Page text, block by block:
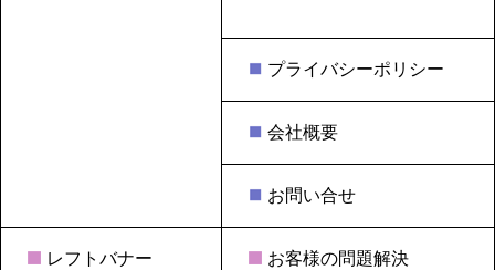
プライバシーポリシー
会社概要
お問い合せ
レフトバナー お客様の問題解決